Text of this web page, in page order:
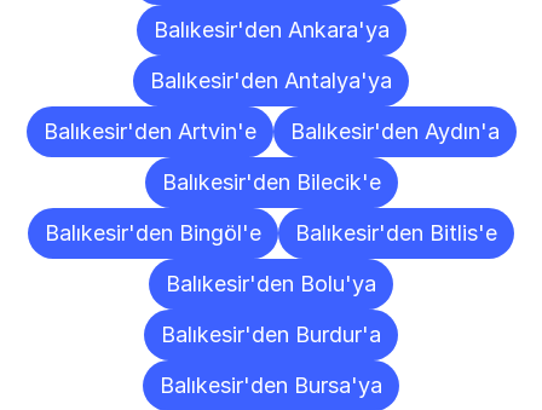
Balıkesir'den Ankara'ya
Balıkesir'den Antalya'ya
Balıkesir'den Artvin'e
Balıkesir'den Aydın'a
Balıkesir'den Bilecik'e
Balıkesir'den Bingöl'e
Balıkesir'den Bitlis'e
Balıkesir'den Bolu'ya
Balıkesir'den Burdur'a
Balıkesir'den Bursa'ya